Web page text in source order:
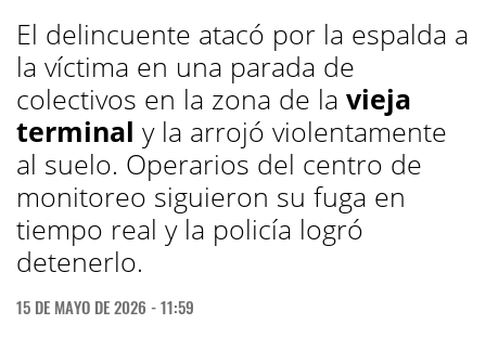
El delincuente atacó por la espalda a
la víctima en una parada de
colectivos en la zona de la vieja
terminal y la arrojó violentamente
al suelo. Operarios del centro de
monitoreo siguieron su fuga en
tiempo real y la policía logró
detenerlo.
15 DE MAYO DE 2026 - 11:59